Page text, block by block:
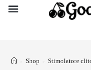
> Shop > Stimolatore